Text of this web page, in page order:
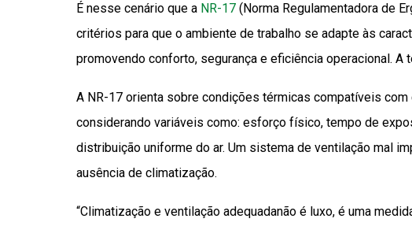
É nesse cenário que a NR-17 (Norma Regulamentadora de
critérios para que o ambiente de trabalho se adapte às
promovendo conforto, segurança e eficiência operacional.
A NR-17 orienta sobre condições térmicas compatíveis
considerando variáveis como: esforço físico, tempo de
distribuição uniforme do ar. Um sistema de ventilação mal
ausência de climatização.
“Climatização e ventilação adequadanão é luxo, é uma